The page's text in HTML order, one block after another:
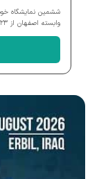
ششمین نمایشگاه
وابسته اصفهان از ۲۳ تیرماه ۱۴۰۵...